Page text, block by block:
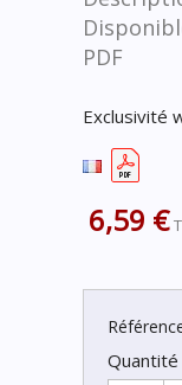
PDF
Exclusivité
6,59 €
Quantité